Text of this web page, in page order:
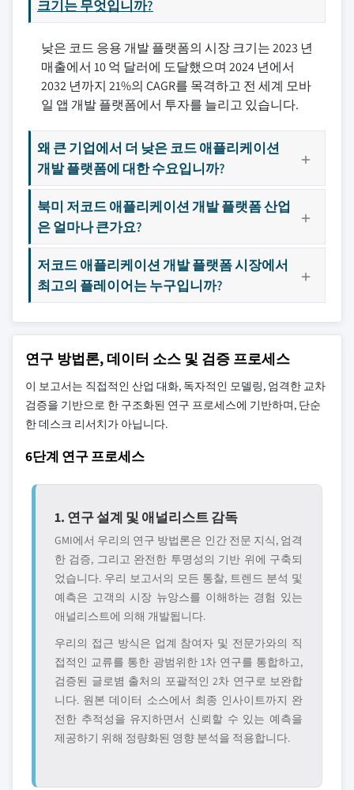
크기는 무엇입니까?
낮은 코드 응용 개발 플랫폼의 시장 크기는 2023 년
매출에서 10 억 달러에 도달했으며 2024 년에서
2032 년까지 21%의 CAGR를 목격하고 전 세계 모바
일 앱 개발 플랫폼에서 투자를 늘리고 있습니다.
왜 큰 기업에서 더 낮은 코드 애플리케이션
개발 플랫폼에 대한 수요입니까?
북미 저코드 애플리케이션 개발 플랫폼 산업
은 얼마나 큰가요?
저코드 애플리케이션 개발 플랫폼 시장에서
최고의 플레이어는 누구입니까?
연구 방법론, 데이터 소스 및 검증 프로세스
이 보고서는 직접적인 산업 대화, 독자적인 모델링, 엄격한 교차
검증을 기반으로 한 구조화된 연구 프로세스에 기반하며, 단순
한 데스크 리서치가 아닙니다.
6단계 연구 프로세스
1. 연구 설계 및 애널리스트 감독
GMI에서 우리의 연구 방법론은 인간 전문 지식, 엄격
한 검증, 그리고 완전한 투명성의 기반 위에 구축되
었습니다. 우리 보고서의 모든 통찰, 트렌드 분석 및
예측은 고객의 시장 뉴앙스를 이해하는 경험 있는
애널리스트에 의해 개발됩니다.
우리의 접근 방식은 업계 참여자 및 전문가와의 직
접적인 교류를 통한 광범위한 1차 연구를 통합하고,
검증된 글로볌 출처의 포괄적인 2차 연구로 보완합
니다. 원본 데이터 소스에서 최종 인사이트까지 완
전한 추적성을 유지하면서 신뢰할 수 있는 예측을
제공하기 위해 정량화된 영향 분석을 적용합니다.